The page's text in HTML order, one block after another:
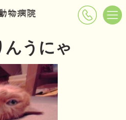
んうにゃ